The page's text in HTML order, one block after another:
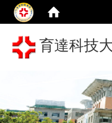
育達科技